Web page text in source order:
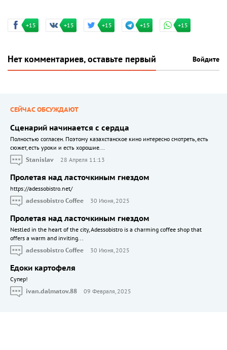
+15 +15 +15 +15 +15
Нет комментариев, оставьте первый Войдите
СЕЙЧАС ОБСУЖДАЮТ
Сценарий начинается с сердца
Полностью согласен. Поэтому казахстанское кино интересно смотреть, есть
сюжет, есть уроки и есть хорошие...
Stanislav
28 Апреля 11:13
Пролетая над ласточкиным гнездом
https://adessobistro.net/
adessobistro Coffee
30 Июня, 2025
Пролетая над ласточкиным гнездом
Nestled in the heart of the city, Adessobistro is a charming coffee shop that
offers a warm and inviting...
adessobistro Coffee
30 Июня, 2025
Едоки картофеля
Cупер!
ivan.dalmatov.88
09 Февраля, 2025